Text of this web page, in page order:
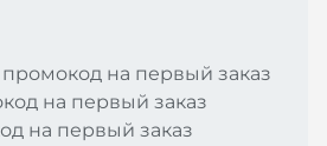
на первый заказ
на первый заказ
на первый заказ